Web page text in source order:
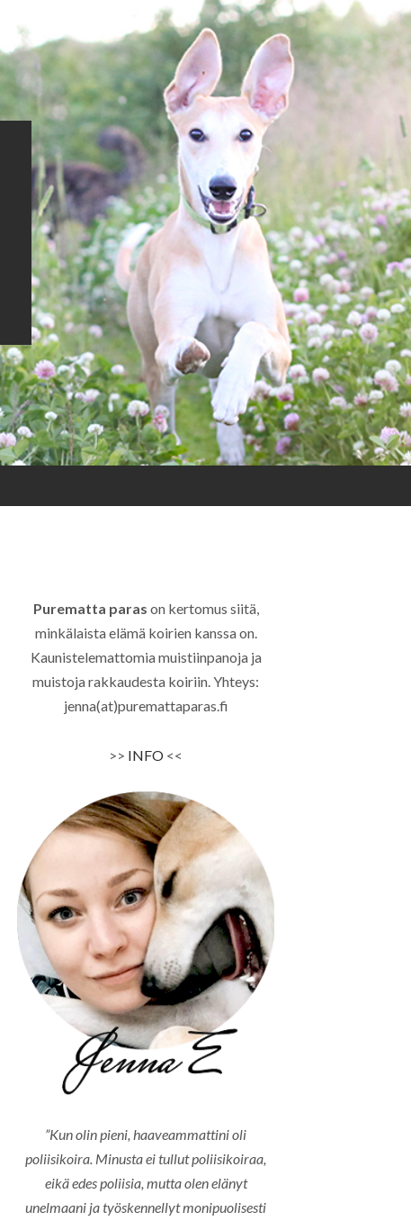
Purematta paras on kertomus siitä,
minkälaista elämä koirien kanssa on.
Kaunistelemattomia muistiinpanoja ja
muistoja rakkaudesta koiriin. Yhteys:
jenna(at)puremattaparas.fi
>> INFO <<
”Kun olin pieni, haaveammattini oli
poliisikoira. Minusta ei tullut poliisikoiraa,
eikä edes poliisia, mutta olen elänyt
unelmaani ja työskennellyt monipuolisesti